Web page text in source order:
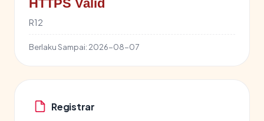
HTTPS Valid
R12
Berlaku Sampai: 2026-08-07
Registrar